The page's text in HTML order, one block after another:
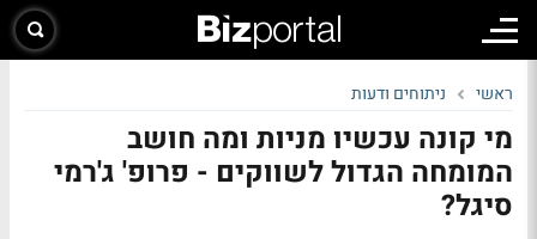
ראשי ניתוחים ודעות
מי קונה עכשיו מניות ומה חושב
המומחה הגדול לשווקים - פרופ' ג'רמי
סיגל?